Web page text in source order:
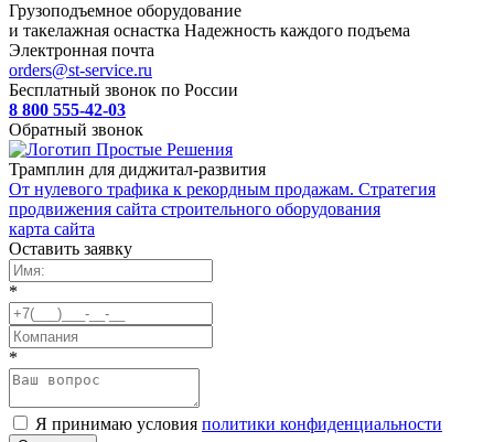
Грузоподъемное оборудование
и такелажная оснастка Надежность каждого подъема
Электронная почта
orders@st-service.ru
Бесплатный звонок по России
8 800 555-42-03
Обратный звонок
Трамплин для диджитал-развития
От нулевого трафика к рекордным продажам. Стратегия
продвижения сайта строительного оборудования
карта сайта
Оставить заявку
*
*
Я принимаю условия политики конфиденциальности